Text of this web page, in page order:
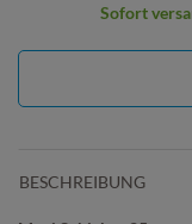
Sofort
BESCHREIBUNG